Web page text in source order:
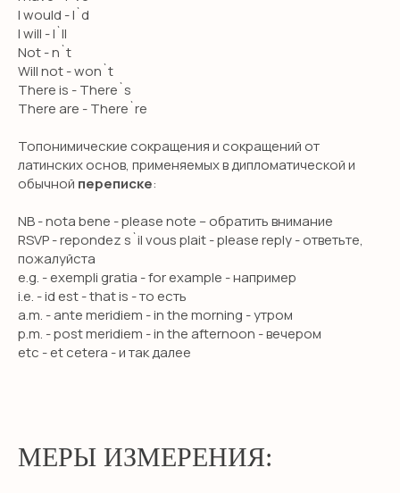
I would - I`d
I will - I`ll
Not - n`t
Will not - won`t
There is - There`s
There are - There`re
Топонимические сокращения и сокращений от
латинских основ, применяемых в дипломатической и
обычной переписке:
NB - nota bene - please note – обратить внимание
RSVP - repondez s`il vous plait - please reply - ответьте,
пожалуйста
e.g. - exempli gratia - for example - например
i.e. - id est - that is - то есть
a.m. - ante meridiem - in the morning - утром
p.m. - post meridiem - in the afternoon - вечером
etc - et cetera - и так далее
МЕРЫ ИЗМЕРЕНИЯ: